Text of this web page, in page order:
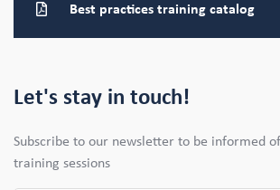
Best practices training catalog
Let's stay in touch!
Subscribe to our newsletter to be informed
training sessions